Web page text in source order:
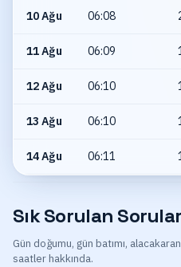
10 Ağu 06:08
11 Ağu 06:09
12 Ağu 06:10
13 Ağu 06:10
14 Ağu 06:11
Sık Sorulan Sorular
Gün doğumu, gün batımı,
saatler hakkında.